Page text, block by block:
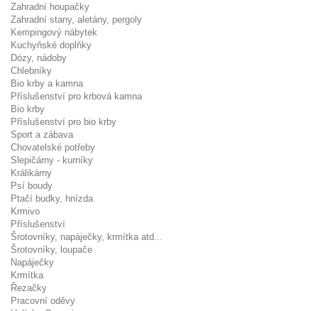
Zahradní houpačky
Zahradní stany, aletány, pergoly
Kempingový nábytek
Kuchyňské doplňky
Dózy, nádoby
Chlebníky
Bio krby a kamna
Příslušenství pro krbová kamna
Bio krby
Příslušenství pro bio krby
Sport a zábava
Chovatelské potřeby
Slepičárny - kurníky
Králikárny
Psí boudy
Ptačí budky, hnízda
Krmivo
Příslušenství
Šrotovníky, napáječky, krmítka atd...
Šrotovníky, loupače
Napáječky
Krmítka
Řezačky
Pracovní oděvy